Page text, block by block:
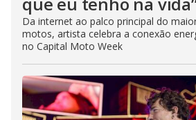
Da internet ao palco principal do
motos, artista celebra a conexão
no Capital Moto Week